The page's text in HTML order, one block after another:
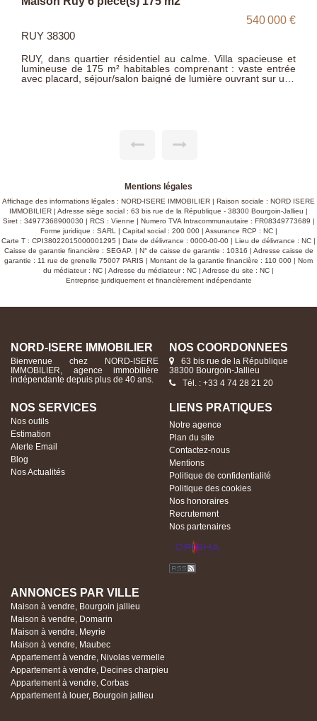
340 000 €
CULIN 38300
Dans le paisible village de CULIN, à moins de 15 minutes
des accès gare et autoroutier de Bourgoin-Jallieu, cette
maison traditionnelle propose environ 135 m² habitables sur
un grenier complètent l'habitation. L'ensemble est édifié sur
globalement d'une bonne isolation thermique (isolation sous-
face du vide sanitaire, isolation sous rampant du grenier,
isolation intérieure des murs, isolation de la toiture par
sarking). De plus, elle est équipée de panneaux
photovoltaïques (29 modules sur toit) génèrant un revenu
conséquent de 2500 €/an environ. Chauffage central
(chaudière fuel) et assainissement individuel (fonctionnel
mais à remettre en conformité). Prix : 340.000 €
Mentions légales
Affichage des informations légales : NORD-ISERE IMMOBILIER | Raison sociale : NORD ISERE
IMMOBILIER | Adresse siège social : 63 bis rue de la République - 38300 Bourgoin-Jallieu |
Siret : 34977368900030 | RCS : Vienne | Numero TVA Intracommunautaire : FR08349773689 |
Forme juridique : SARL | Capital social : 200 000 | Assurance RCP : NC |
Carte T : CPI38022015000001295 | Date de délivrance : 0000-00-00 | Lieu de délivrance : NC |
Caisse de garantie financière : SEGAP. | N° de caisse de garantie : 10316 | Adresse caisse de
garantie : 11 rue de grenelle 75007 PARIS | Montant de la garantie financière : 110 000 | Nom
du médiateur : NC | Adresse du médiateur : NC | Adresse du site : NC |
Entreprise juridiquement et financièrement indépendante
NORD-ISERE IMMOBILIER
Bienvenue chez NORD-ISERE
IMMOBILIER, agence immobilière
indépendante depuis plus de 40 ans.
NOS COORDONNÉES
63 bis rue de la République
38300 Bourgoin-Jallieu
Tél. : +33 4 74 28 21 20
NOS SERVICES
Nos outils
Estimation
Alerte Email
Blog
Nos Actualités
LIENS PRATIQUES
Notre agence
Plan du site
Contactez-nous
Mentions
Politique de confidentialité
Politique des cookies
Nos honoraires
Recrutement
Nos partenaires
ANNONCES PAR VILLE
Maison à vendre, Bourgoin jallieu
Maison à vendre, Domarin
Maison à vendre, Meyrie
Maison à vendre, Maubec
Appartement à vendre, Nivolas vermelle
Appartement à vendre, Decines charpieu
Appartement à vendre, Corbas
Appartement à louer, Bourgoin jallieu